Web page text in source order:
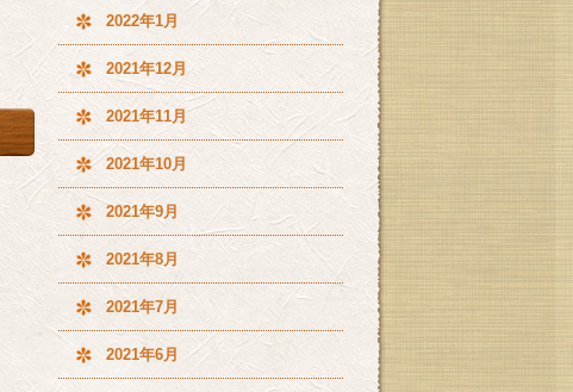
2022年1月
2021年12月
2021年11月
2021年10月
2021年9月
2021年8月
2021年7月
2021年6月